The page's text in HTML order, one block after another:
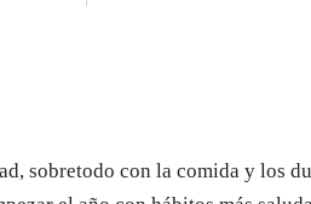
sobretodo con la comida y los